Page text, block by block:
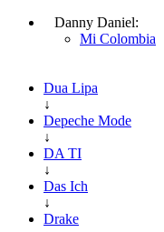
Danny Daniel:
Mi Colombia
Dua Lipa
↓
Depeche Mode
↓
DA TI
↓
Das Ich
↓
Drake